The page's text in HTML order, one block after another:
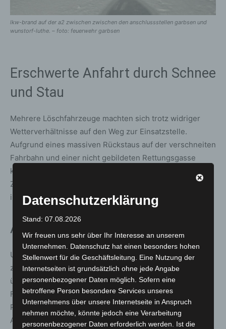
lkw-brand auf der a2 zwischen zwischen den anschlussstellen garbsen und
wunstorf-luthe. – foto: feuerwehr garbsen
Erschwerte Anfahrt durch Schnee
und Stau
Mehrere Löschfahrzeuge machten sich trotz widriger
Wetterverhältnisse auf den Weg zur Einsatzstelle.
Aufgrund eines massiven Rückstaus auf der verschneiten
Fahrbahn und einer nicht gebildeten Rettungsgasse
kamen die Einsatzkräfte jedoch nur sehr langsam voran.
Zeitweise standen auch die Feuerwehrfahrzeuge selbst
im Stau.
Alternative Anfahrtswege geprüft
Um schneller zum Einsatzort zu gelangen, wurde
zwischenzeitlich geprüft, die Ortsfeuerwehr Dedensen
über die Anschlussstelle Wunstorf-Luthe entgegen der
Fahrtrichtung zur Unfallstelle fahren zu lassen. Dieser
Plan musste jedoch verworfen werden, da auch die
Abfahrt Wunstorf-Luthe durch einen Lkw blockiert war.
Datenschutzerklärung
Stand: 07.08.2026
Wir freuen uns sehr über Ihr Interesse an unserem
Unternehmen. Datenschutz hat einen besonders hohen
Stellenwert für die Geschäftsleitung. Eine Nutzung der
Internetseiten ist grundsätzlich ohne jede Angabe
personenbezogener Daten möglich. Sofern eine
betroffene Person besondere Services unseres
Unternehmens über unsere Internetseite in Anspruch
nehmen möchte, könnte jedoch eine Verarbeitung
personenbezogener Daten erforderlich werden. Ist die